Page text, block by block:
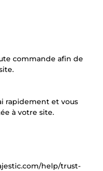
commande afin de
rapidement et vous
à votre site.
help/trust-